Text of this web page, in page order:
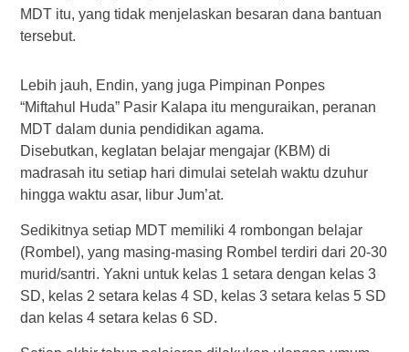
MDT itu, yang tidak menjelaskan besaran dana bantuan
tersebut.
Lebih jauh, Endin, yang juga Pimpinan Ponpes
“Miftahul Huda” Pasir Kalapa itu menguraikan, peranan
MDT dalam dunia pendidikan agama.
Disebutkan, kegIatan belajar mengajar (KBM) di
madrasah itu setiap hari dimulai setelah waktu dzuhur
hingga waktu asar, libur Jum’at.
Sedikitnya setiap MDT memiliki 4 rombongan belajar
(Rombel), yang masing-masing Rombel terdiri dari 20-30
murid/santri. Yakni untuk kelas 1 setara dengan kelas 3
SD, kelas 2 setara kelas 4 SD, kelas 3 setara kelas 5 SD
dan kelas 4 setara kelas 6 SD.